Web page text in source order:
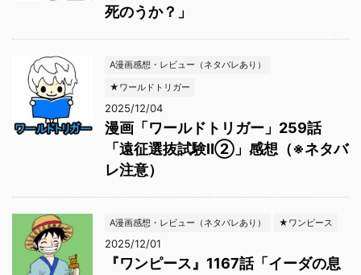
死のうか？」
A漫画感想・レビュー（ネタバレあり）
★ワールドトリガー
2025/12/04
漫画「ワールドトリガー」259話
「遠征選抜試験Ⅱ②」感想（※ネタバ
レ注意）
A漫画感想・レビュー（ネタバレあり） ★ワンピース
2025/12/01
『ワンピース』1167話「イーダの息